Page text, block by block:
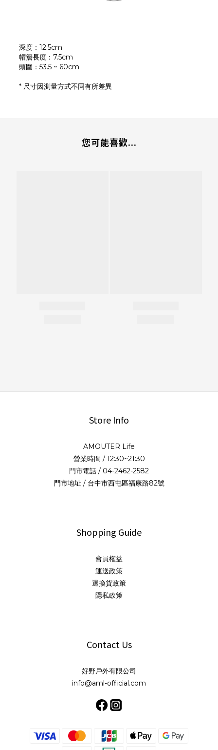
深度：12.5cm
帽簷長度：7.5cm
頭圍：53.5 ~ 60cm
* 尺寸因測量方式不同有所差異
您可能喜歡...
Store Info
AMOUTER Life
營業時間 / 12:30~21:30
門市電話 / 04-2462-2582
門市地址 / 台中市西屯區福康路82號
Shopping Guide
會員權益
運送政策
退換貨政策
隱私政策
Contact Us
好野戶外有限公司
info@aml-official.com